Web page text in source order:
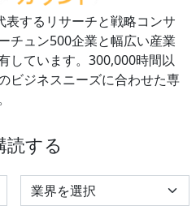
するリサーチと戦略コンサ
チュン500企業と幅広い産業
しています。300,000時間以
ビジネスニーズに合わせた専
読する
Select Industry